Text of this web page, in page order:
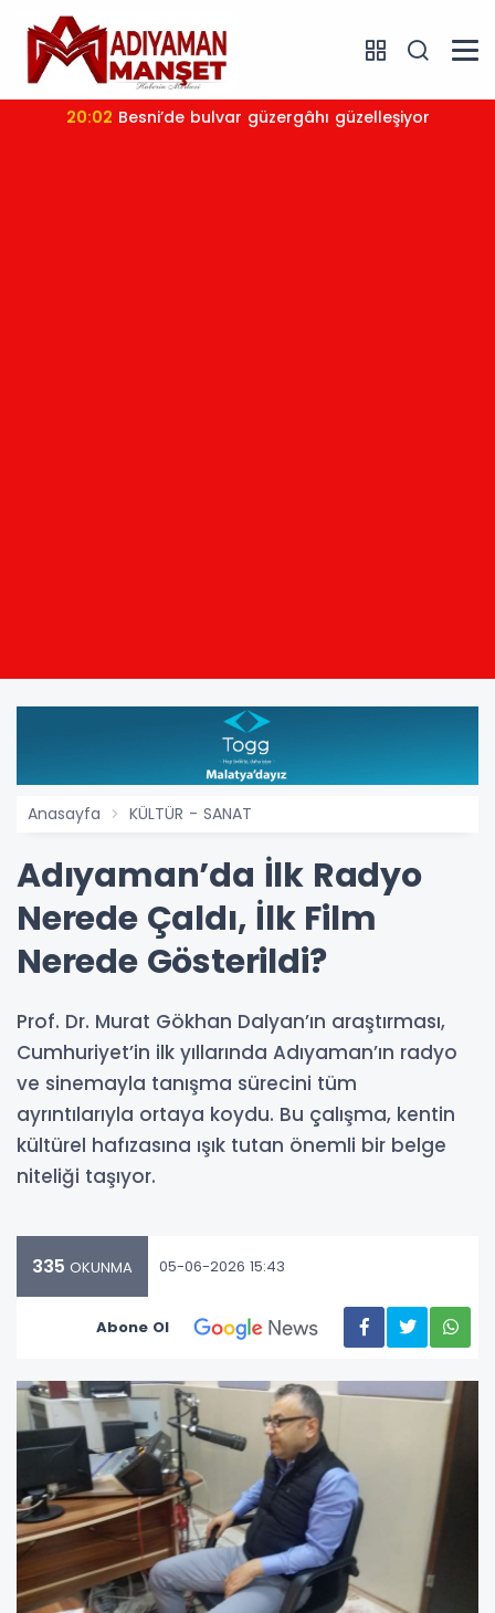
20:02 Besni’de bulvar güzergâhı güzelleşiyor
Anasayfa KÜLTÜR - SANAT
Adıyaman’da İlk Radyo
Nerede Çaldı, İlk Film
Nerede Gösterildi?
Prof. Dr. Murat Gökhan Dalyan’ın araştırması,
Cumhuriyet’in ilk yıllarında Adıyaman’ın radyo
ve sinemayla tanışma sürecini tüm
ayrıntılarıyla ortaya koydu. Bu çalışma, kentin
kültürel hafızasına ışık tutan önemli bir belge
niteliği taşıyor.
335 OKUNMA 05-06-2026 15:43
Abone Ol